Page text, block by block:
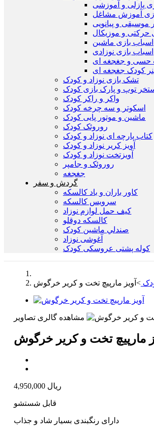
پازلی و آموزشی
آموزش مشاغل
موسیقی و پیانویی
حرکتی و موزیکال
اسباب بازی ماشین
اسباب بازی نوزادی
حسی و جغجغه ای
کودک جغجغه ای
تشک بازی نوزاد و کودک
توپ و پارک بازی کودک
واکر و راکر کودک
اسکوتر و سه چرخه کودک
ماشین و موتور پایی کودک
روروئک کودک
کتاب پارچه ای نوزاد و کودک
آویز کریر نوزاد و کودک
آويزتخت نوزاد و کودک
روروئک و جامپر
جغجغه
گردش و سفر
کاور باران و باد کالسکه
سرويس كالسكه
كيف حمل لوازم نوزاد
كالسكه دوقلو
صندلي ماشين کودک
آغوشی نوزاد
کوله پشتی عروسکی کودک
> آویز مارپیچ تخت و کریر خرگوش
مشاهده گالری تصاویر
مارپیچ تخت و کریر خرگوش
4,950,000 ریال